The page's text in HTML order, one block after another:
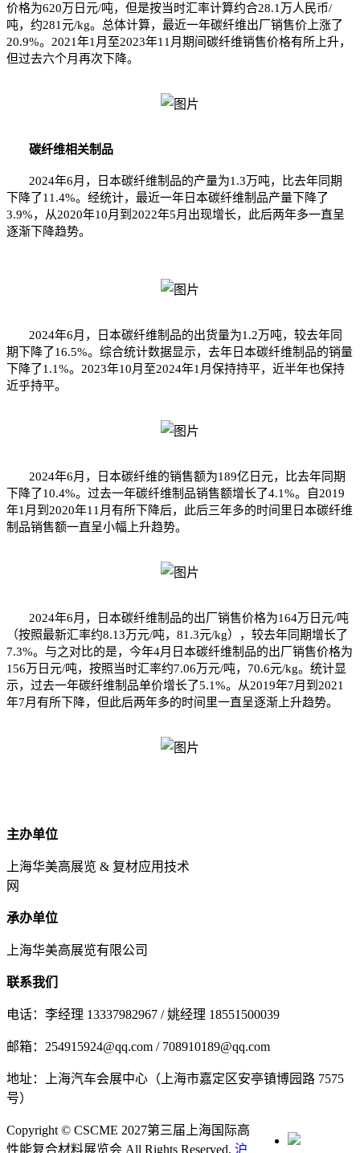
价格为620万日元/吨，但是按当时汇率计算约合28.1万人民币/
吨，约281元/kg。总体计算，最近一年碳纤维出厂销售价上涨了
20.9%。2021年1月至2023年11月期间碳纤维销售价格有所上升，
但过去六个月再次下降。
碳纤维相关制品
2024年6月，日本碳纤维制品的产量为1.3万吨，比去年同期
下降了11.4%。经统计，最近一年日本碳纤维制品产量下降了
3.9%，从2020年10月到2022年5月出现增长，此后两年多一直呈
逐渐下降趋势。
2024年6月，日本碳纤维制品的出货量为1.2万吨，较去年同
期下降了16.5%。综合统计数据显示，去年日本碳纤维制品的销量
下降了1.1%。2023年10月至2024年1月保持持平，近半年也保持
近乎持平。
2024年6月，日本碳纤维的销售额为189亿日元，比去年同期
下降了10.4%。过去一年碳纤维制品销售额增长了4.1%。自2019
年1月到2020年11月有所下降后，此后三年多的时间里日本碳纤维
制品销售额一直呈小幅上升趋势。
2024年6月，日本碳纤维制品的出厂销售价格为164万日元/吨
（按照最新汇率约8.13万元/吨，81.3元/kg），较去年同期增长了
7.3%。与之对比的是，今年4月日本碳纤维制品的出厂销售价格为
156万日元/吨，按照当时汇率约7.06万元/吨，70.6元/kg。统计显
示，过去一年碳纤维制品单价增长了5.1%。从2019年7月到2021
年7月有所下降，但此后两年多的时间里一直呈逐渐上升趋势。
主办单位
上海华美高展览 & 复材应用技术
网
承办单位
上海华美高展览有限公司
联系我们
电话：李经理 13337982967 / 姚经理 18551500039
邮箱：254915924@qq.com / 708910189@qq.com
地址：上海汽车会展中心（上海市嘉定区安亭镇博园路 7575
号）
Copyright © CSCME 2027第三届上海国际高
性能复合材料展览会 All Rights Reserved. 沪